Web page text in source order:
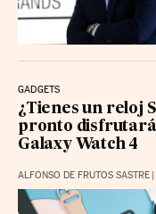
GADGETS
¿Tienes un reloj
pronto disfrutará
Galaxy Watch 4
ALFONSO DE FRUTOS SASTRE